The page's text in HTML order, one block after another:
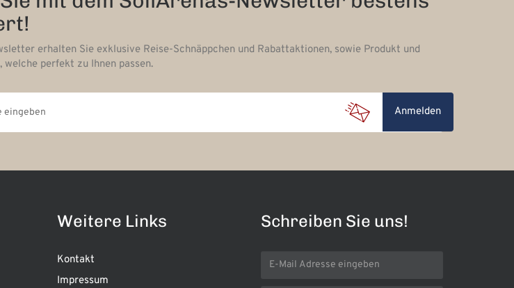
erhalten Sie exklusive Reise-Schnäppchen und Rabattaktionen, sowie Produkt und
welche perfekt zu Ihnen passen.
Anmelden
Weitere Links
Kontakt
Impressum
Schreiben Sie uns!